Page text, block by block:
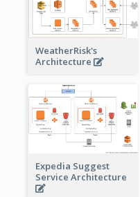
WeatherRisk's
Architecture
Expedia Suggest
Service Architecture